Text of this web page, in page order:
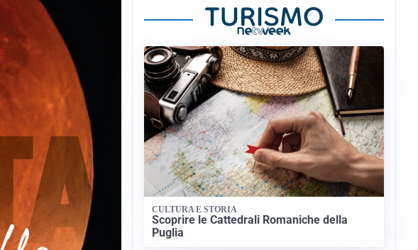
CULTURA E STORIA
Scoprire le Cattedrali Romaniche della
Puglia